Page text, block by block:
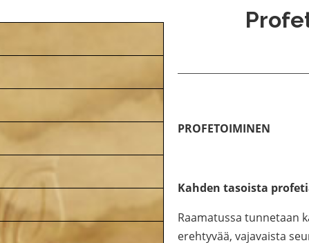
PROFETOIMINEN
Kahden tasoista
Raamatussa tunnetaan
erehtyvää, vajavaista